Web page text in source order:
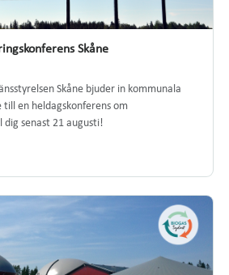
Skåne
Skåne bjuder in kommunala
till en heldagskonferens om
senast 21 augusti!